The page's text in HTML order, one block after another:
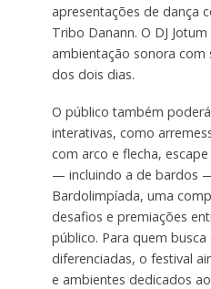
apresentações de dança
Tribo Danann. O DJ
ambientação sonora
dos dois dias.
O público também
interativas, como
com arco e flecha,
— incluindo a de bardos
Bardolimpíada, uma
desafios e premiações
público. Para quem busca
diferenciadas, o festival
e ambientes dedicados ao